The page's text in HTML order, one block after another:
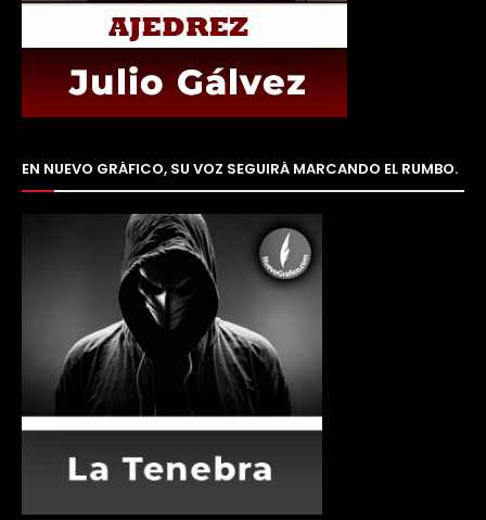
EN NUEVO GRÁFICO, SU VOZ SEGUIRÁ MARCANDO EL RUMBO.